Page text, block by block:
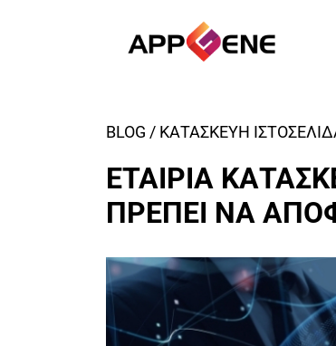
BLOG / ΚΑΤΑΣΚΕΥΗ
ΕΤΑΙΡΙΑ
ΠΡΕΠΕΙ ΝΑ